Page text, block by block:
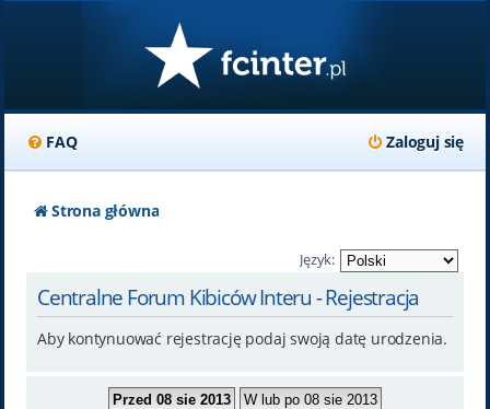
FAQ Zaloguj się
Strona główna
Język:
Centralne Forum Kibiców Interu - Rejestracja
Aby kontynuować rejestrację podaj swoją datę urodzenia.